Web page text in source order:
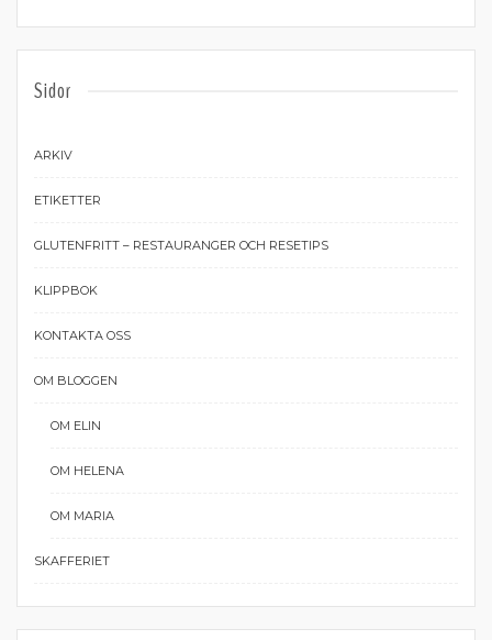
Sidor
ARKIV
ETIKETTER
GLUTENFRITT – RESTAURANGER OCH RESETIPS
KLIPPBOK
KONTAKTA OSS
OM BLOGGEN
OM ELIN
OM HELENA
OM MARIA
SKAFFERIET